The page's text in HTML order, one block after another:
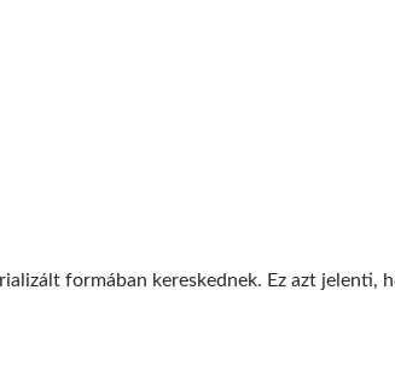
formában kereskednek. Ez azt